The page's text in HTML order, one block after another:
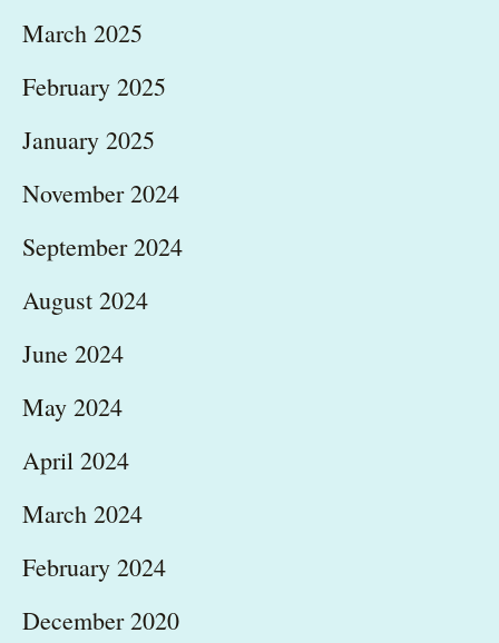
March 2025
February 2025
January 2025
November 2024
September 2024
August 2024
June 2024
May 2024
April 2024
March 2024
February 2024
December 2020